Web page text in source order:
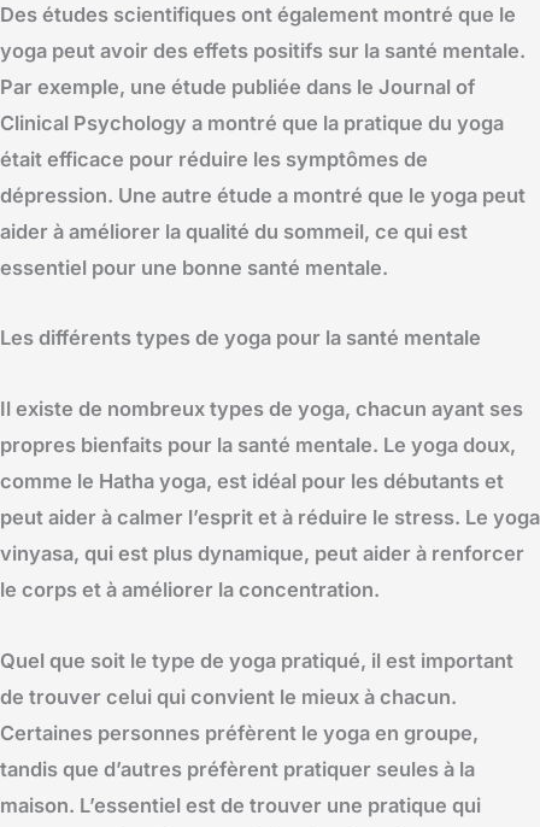
Des études scientifiques ont également montré que le
yoga peut avoir des effets positifs sur la santé mentale.
Par exemple, une étude publiée dans le Journal of
Clinical Psychology a montré que la pratique du yoga
était efficace pour réduire les symptômes de
dépression. Une autre étude a montré que le yoga peut
aider à améliorer la qualité du sommeil, ce qui est
essentiel pour une bonne santé mentale.
Les différents types de yoga pour la santé mentale
Il existe de nombreux types de yoga, chacun ayant ses
propres bienfaits pour la santé mentale. Le yoga doux,
comme le Hatha yoga, est idéal pour les débutants et
peut aider à calmer l’esprit et à réduire le stress. Le yoga
vinyasa, qui est plus dynamique, peut aider à renforcer
le corps et à améliorer la concentration.
Quel que soit le type de yoga pratiqué, il est important
de trouver celui qui convient le mieux à chacun.
Certaines personnes préfèrent le yoga en groupe,
tandis que d’autres préfèrent pratiquer seules à la
maison. L’essentiel est de trouver une pratique qui